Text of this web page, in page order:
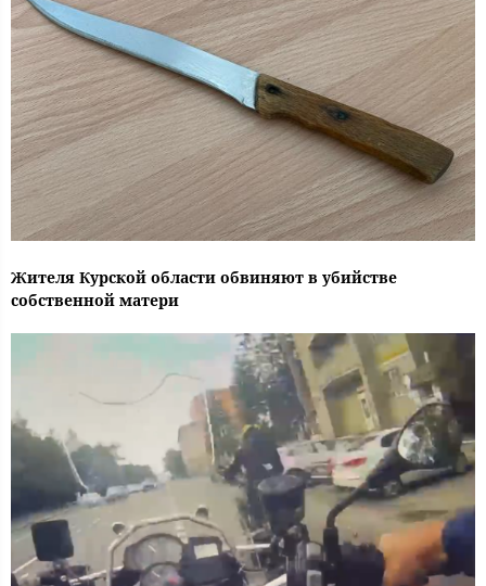
Жителя Курской области обвиняют в убийстве
собственной матери